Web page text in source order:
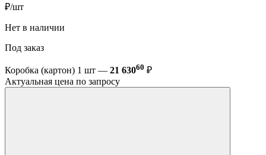
₽/шт
Нет в наличии
Под заказ
Коробка (картон) 1 шт — 21 63060 ₽
Актуальная цена по запросу